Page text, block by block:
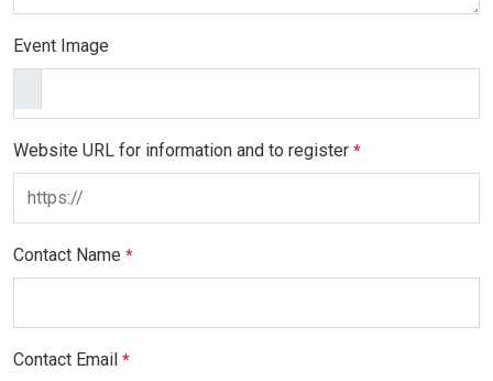
Event Image
Website URL for information and to register *
Contact Name *
Contact Email *